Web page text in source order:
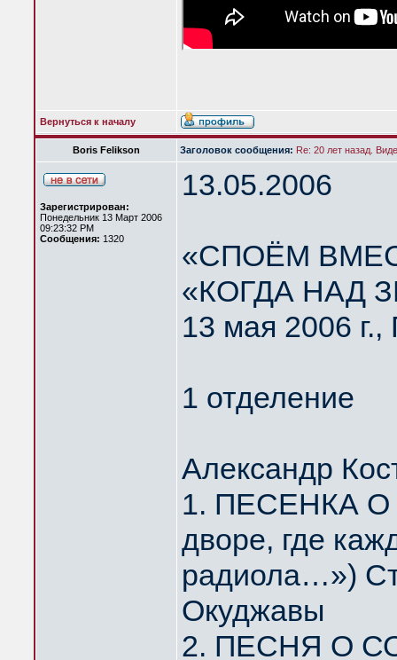
Вернуться к началу
Boris Felikson Заголовок сообщения: Re: 20 лет назад.
Зарегистрирован:
Понедельник 13 Март 2006
09:23:32 PM
Сообщения: 1320
13.05.2006
«СПОЁМ
«КОГДА НАД
13 мая 2006 г.,
1 отделение
Александр
1. ПЕСЕНКА
дворе, где
радиола…»)
Окуджавы
2. ПЕСНЯ О